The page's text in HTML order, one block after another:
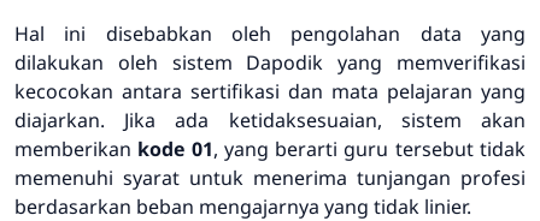
Hal ini disebabkan oleh pengolahan data yang
dilakukan oleh sistem Dapodik yang memverifikasi
kecocokan antara sertifikasi dan mata pelajaran yang
diajarkan. Jika ada ketidaksesuaian, sistem akan
memberikan kode 01, yang berarti guru tersebut tidak
memenuhi syarat untuk menerima tunjangan profesi
berdasarkan beban mengajarnya yang tidak linier.